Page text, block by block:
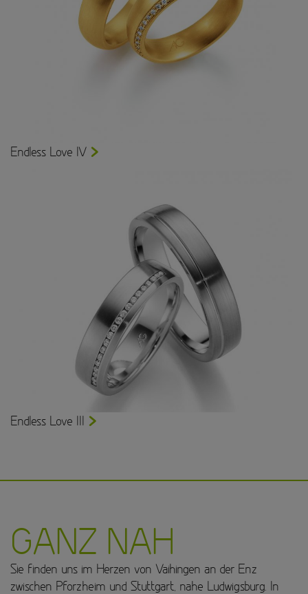
Endless Love IV
Endless Love III
GANZ NAH
Sie finden uns im Herzen von Vaihingen an der Enz
zwischen Pforzheim und Stuttgart, nahe Ludwigsburg. In